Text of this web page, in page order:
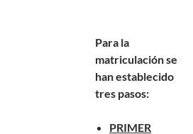
Para la
matriculación se
han establecido
tres pasos:
PRIMER